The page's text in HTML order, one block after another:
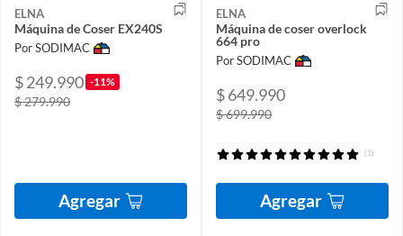
ELNA
Máquina de Coser EX240S
Por SODIMAC
$ 249.990 -11%
$ 279.990
Agregar
ELNA
Máquina de coser overlock
664 pro
Por SODIMAC
$ 649.990
$ 699.990
(1)
Agregar